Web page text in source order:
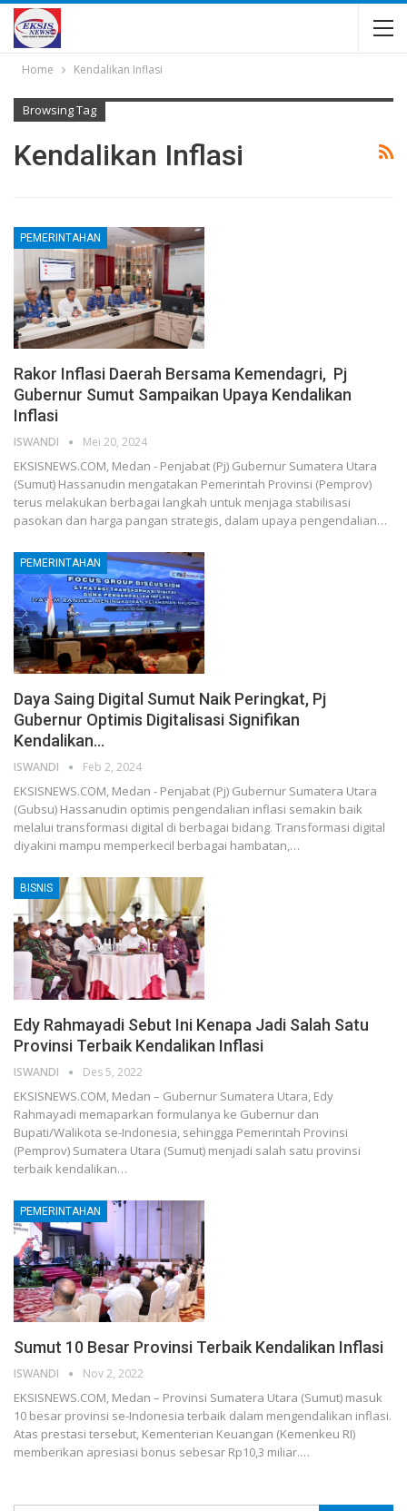
Home Kendalikan Inflasi
Browsing Tag
Kendalikan Inflasi
PEMERINTAHAN
Rakor Inflasi Daerah Bersama Kemendagri, Pj
Gubernur Sumut Sampaikan Upaya Kendalikan
Inflasi
ISWANDI Mei 20, 2024
EKSISNEWS.COM, Medan - Penjabat (Pj) Gubernur Sumatera Utara
(Sumut) Hassanudin mengatakan Pemerintah Provinsi (Pemprov)
terus melakukan berbagai langkah untuk menjaga stabilisasi
pasokan dan harga pangan strategis, dalam upaya pengendalian…
PEMERINTAHAN
Daya Saing Digital Sumut Naik Peringkat, Pj
Gubernur Optimis Digitalisasi Signifikan
Kendalikan…
ISWANDI Feb 2, 2024
EKSISNEWS.COM, Medan - Penjabat (Pj) Gubernur Sumatera Utara
(Gubsu) Hassanudin optimis pengendalian inflasi semakin baik
melalui transformasi digital di berbagai bidang. Transformasi digital
diyakini mampu memperkecil berbagai hambatan,…
BISNIS
Edy Rahmayadi Sebut Ini Kenapa Jadi Salah Satu
Provinsi Terbaik Kendalikan Inflasi
ISWANDI Des 5, 2022
EKSISNEWS.COM, Medan – Gubernur Sumatera Utara, Edy
Rahmayadi memaparkan formulanya ke Gubernur dan
Bupati/Walikota se-Indonesia, sehingga Pemerintah Provinsi
(Pemprov) Sumatera Utara (Sumut) menjadi salah satu provinsi
terbaik kendalikan…
PEMERINTAHAN
Sumut 10 Besar Provinsi Terbaik Kendalikan Inflasi
ISWANDI Nov 2, 2022
EKSISNEWS.COM, Medan – Provinsi Sumatera Utara (Sumut) masuk
10 besar provinsi se-Indonesia terbaik dalam mengendalikan inflasi.
Atas prestasi tersebut, Kementerian Keuangan (Kemenkeu RI)
memberikan apresiasi bonus sebesar Rp10,3 miliar.…